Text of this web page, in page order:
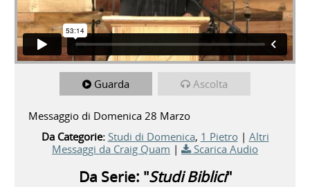
Guarda Ascolta
Messaggio di Domenica 28 Marzo
Da Categorie: Studi di Domenica, 1 Pietro| Altri
Messaggi da Craig Quam | Scarica Audio
Da Serie: "Studi Biblici"